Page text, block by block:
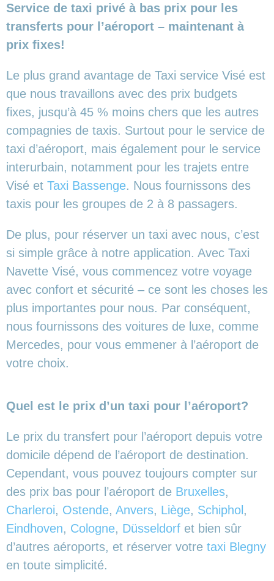
Service de taxi privé à bas prix pour les
transferts pour l’aéroport – maintenant à
prix fixes!
Le plus grand avantage de Taxi service Visé est
que nous travaillons avec des prix budgets
fixes, jusqu’à 45 % moins chers que les autres
compagnies de taxis. Surtout pour le service de
taxi d’aéroport, mais également pour le service
interurbain, notamment pour les trajets entre
Visé et Taxi Bassenge. Nous fournissons des
taxis pour les groupes de 2 à 8 passagers.
De plus, pour réserver un taxi avec nous, c’est
si simple grâce à notre application. Avec Taxi
Navette Visé, vous commencez votre voyage
avec confort et sécurité – ce sont les choses les
plus importantes pour nous. Par conséquent,
nous fournissons des voitures de luxe, comme
Mercedes, pour vous emmener à l’aéroport de
votre choix.
Quel est le prix d’un taxi pour l’aéroport?
Le prix du transfert pour l’aéroport depuis votre
domicile dépend de l’aéroport de destination.
Cependant, vous pouvez toujours compter sur
des prix bas pour l’aéroport de Bruxelles,
Charleroi, Ostende, Anvers, Liège, Schiphol ,
Eindhoven, Cologne, Düsseldorf et bien sûr
d’autres aéroports, et réserver votre taxi Blegny
en toute simplicité.